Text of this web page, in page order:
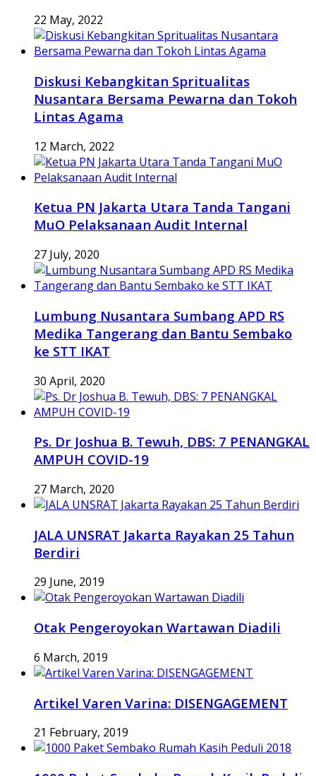
22 May, 2022
Diskusi Kebangkitan Spritualitas
Nusantara Bersama Pewarna dan Tokoh
Lintas Agama
12 March, 2022
Ketua PN Jakarta Utara Tanda Tangani
MuO Pelaksanaan Audit Internal
27 July, 2020
Lumbung Nusantara Sumbang APD RS
Medika Tangerang dan Bantu Sembako
ke STT IKAT
30 April, 2020
Ps. Dr Joshua B. Tewuh, DBS: 7 PENANGKAL
AMPUH COVID-19
27 March, 2020
JALA UNSRAT Jakarta Rayakan 25 Tahun
Berdiri
29 June, 2019
Otak Pengeroyokan Wartawan Diadili
6 March, 2019
Artikel Varen Varina: DISENGAGEMENT
21 February, 2019